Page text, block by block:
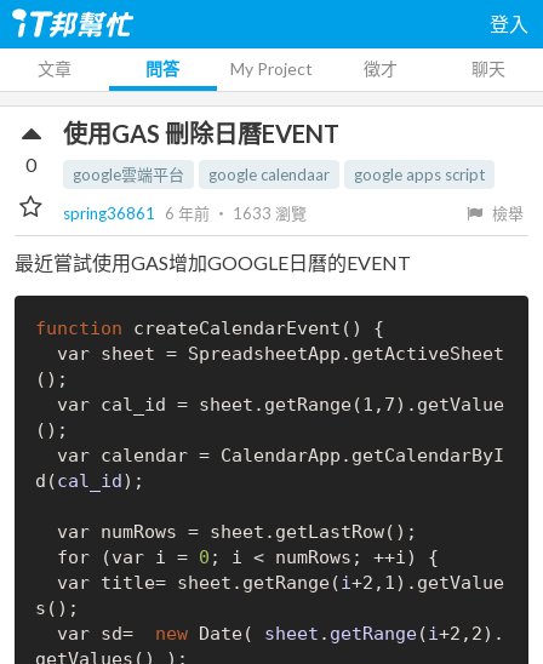
登入
文章 問答 My Project 徵才 聊天
使用GAS 刪除日曆EVENT
google雲端平台 google calendaar
google apps script
spring36861
6 年前 ‧ 1633 瀏覽 檢舉
0
最近嘗試使用GAS增加GOOGLE日曆的EVENT
function createCalendarEvent()
{
  var sheet =
SpreadsheetApp . getActiveSheet
() ;
  var cal_id = sheet.get
Range(1,7) .getValue
() ;
  var calendar =
CalendarApp . getCalendarByI
d(cal_id) ;
  var numRows = sheet.get
LastRow() ;
  for (var i =
0 ; i < numRows; ++i) {
  var title= sheet.get
Range(i+2,1) .getValue
s() ;
  var sd=
new Date( sheet . getRange(i+2,2) .
getValues()
);